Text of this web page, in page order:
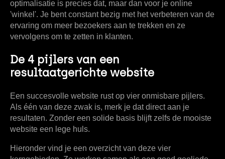
optimalisatie is precies dat, maar dan voor je online
'winkel'. Je bent constant bezig met het verbeteren van de
ervaring om meer bezoekers aan te trekken en ze
vervolgens om te zetten in klanten.
De 4 pijlers van een
resultaatgerichte website
Een succesvolle website rust op vier onmisbare pijlers.
Als één van deze zwak is, merk je dat direct aan je
resultaten. Zonder een solide basis blijft zelfs de mooiste
website een lege huls.
Hieronder vind je een overzicht van deze vier